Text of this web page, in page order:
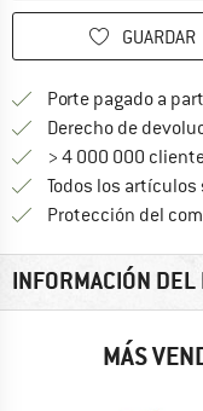
GUARDAR
Porte pagado a
Derecho de
> 4 000 000
Todos los
Protección del
INFORMACIÓN DEL
MÁS